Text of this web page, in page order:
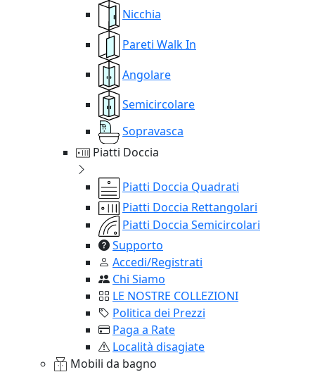
Nicchia
Pareti Walk In
Angolare
Semicircolare
Sopravasca
Piatti Doccia
Piatti Doccia Quadrati
Piatti Doccia Rettangolari
Piatti Doccia Semicircolari
Supporto
Accedi/Registrati
Chi Siamo
LE NOSTRE COLLEZIONI
Politica dei Prezzi
Paga a Rate
Località disagiate
Mobili da bagno